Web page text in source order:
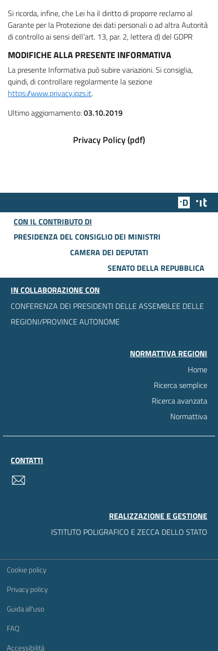
Si ricorda, infine, che Lei ha il diritto di proporre reclamo al
Garante per la Protezione dei dati personali o ad altra Autorità
di controllo ai sensi dell’art. 13, par. 2, lettera d) del GDPR
MODIFICHE ALLA PRESENTE INFORMATIVA
La presente Informativa può subire variazioni. Si consiglia,
quindi, di controllare regolarmente la sezione
https://www.privacy.ipzs.it.
Ultimo aggiornamento:03.10.2019
Privacy Policy (pdf)
Team
CON IL CONTRIBUTO DI
PRESIDENZA DEL CONSIGLIO DEI MINISTRI
CAMERA DEI DEPUTATI
SENATO DELLA REPUBBLICA
IN COLLABORAZIONE CON
CONFERENZA DEI PRESIDENTI DELLE ASSEMBLEE DELLE
REGIONI/PROVINCE AUTONOME
NORMATTIVA REGIONI
Home
Ricerca semplice
Ricerca avanzata
Normattiva
CONTATTI
REALIZZAZIONE E GESTIONE
ISTITUTO POLIGRAFICO E ZECCA DELLO STATO
Sezione Link Utili
Cookie policy
Privacy policy
Guida all'uso
FAQ
Accessibilità